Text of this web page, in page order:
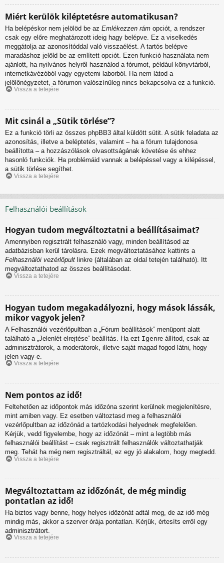
Miért kerülök kiléptetésre automatikusan?
Ha belépéskor nem jelölöd be az Emlékezzen rám opciót, a rendszer
csak egy előre meghatározott ideig hagy belépve. Ez a viselkedés
meggátolja az azonosítóddal való visszaélést. A tartós belépve
maradáshoz jelöld be az említett opciót. Ezen funkció használata nem
ajánlott, ha nyilvános helyről használod a fórumot, például könyvtárból,
internetkávézóból vagy egyetemi laborból. Ha nem látod a
jelölőnégyzetet, a fórumon valószínűleg nincs bekapcsolva ez a funkció.
Vissza a tetejére
Mit csinál a „Sütik törlése”?
Ez a funkció törli az összes phpBB3 által küldött sütit. A sütik feladata az
azonosítás, illetve a beléptetés, valamint – ha a fórum tulajdonosa
beállította – a hozzászólások olvasottságának követése és ehhez
hasonló funkciók. Ha problémáid vannak a belépéssel vagy a kilépéssel,
a sütik törlése segíthet.
Vissza a tetejére
Felhasználói beállítások
Hogyan tudom megváltoztatni a beállításaimat?
Amennyiben regisztrált felhasználó vagy, minden beállításod az
adatbázisban kerül tárolásra. Ezek megváltoztatásához kattints a
Felhasználói vezérlőpult linkre (általában az oldal tetején található). Itt
megváltoztathatod az összes beállításodat.
Vissza a tetejére
Hogyan tudom megakadályozni, hogy mások lássák,
mikor vagyok jelen?
A Felhasználói vezérlőpultban a „Fórum beállítások” menüpont alatt
található a „Jelenlét elrejtése” beállítás. Ha ezt Igenre állítod, csak az
adminisztrátorok, a moderátorok, illetve saját magad fogod látni, hogy
jelen vagy-e.
Vissza a tetejére
Nem pontos az idő!
Feltehetően az időpontok más időzóna szerint kerülnek megjelenítésre,
mint amiben vagy. Ez esetben változtasd meg a felhasználói
vezérlőpultban az időzónád a tartózkodási helyednek megfelelően.
Kérjük, vedd figyelembe, hogy az időzónát – mint a legtöbb más
felhasználói beállítást – csak regisztrált felhasználók változtathatják
meg. Tehát ha még nem regisztráltál, ez egy jó alakalom, hogy megtedd.
Vissza a tetejére
Megváltoztattam az időzónát, de még mindig
pontatlan az idő!
Ha biztos vagy benne, hogy helyes időzónát adtál meg, de az idő még
mindig más, akkor a szerver órája pontatlan. Kérjük, értesíts erről egy
adminisztrátort.
Vissza a tetejére